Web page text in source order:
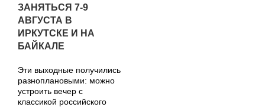
ЗАНЯТЬСЯ 7-9
АВГУСТА В
ИРКУТСКЕ И НА
БАЙКАЛЕ
Эти выходные получились
разноплановыми: можно
устроить вечер с
классикой российского